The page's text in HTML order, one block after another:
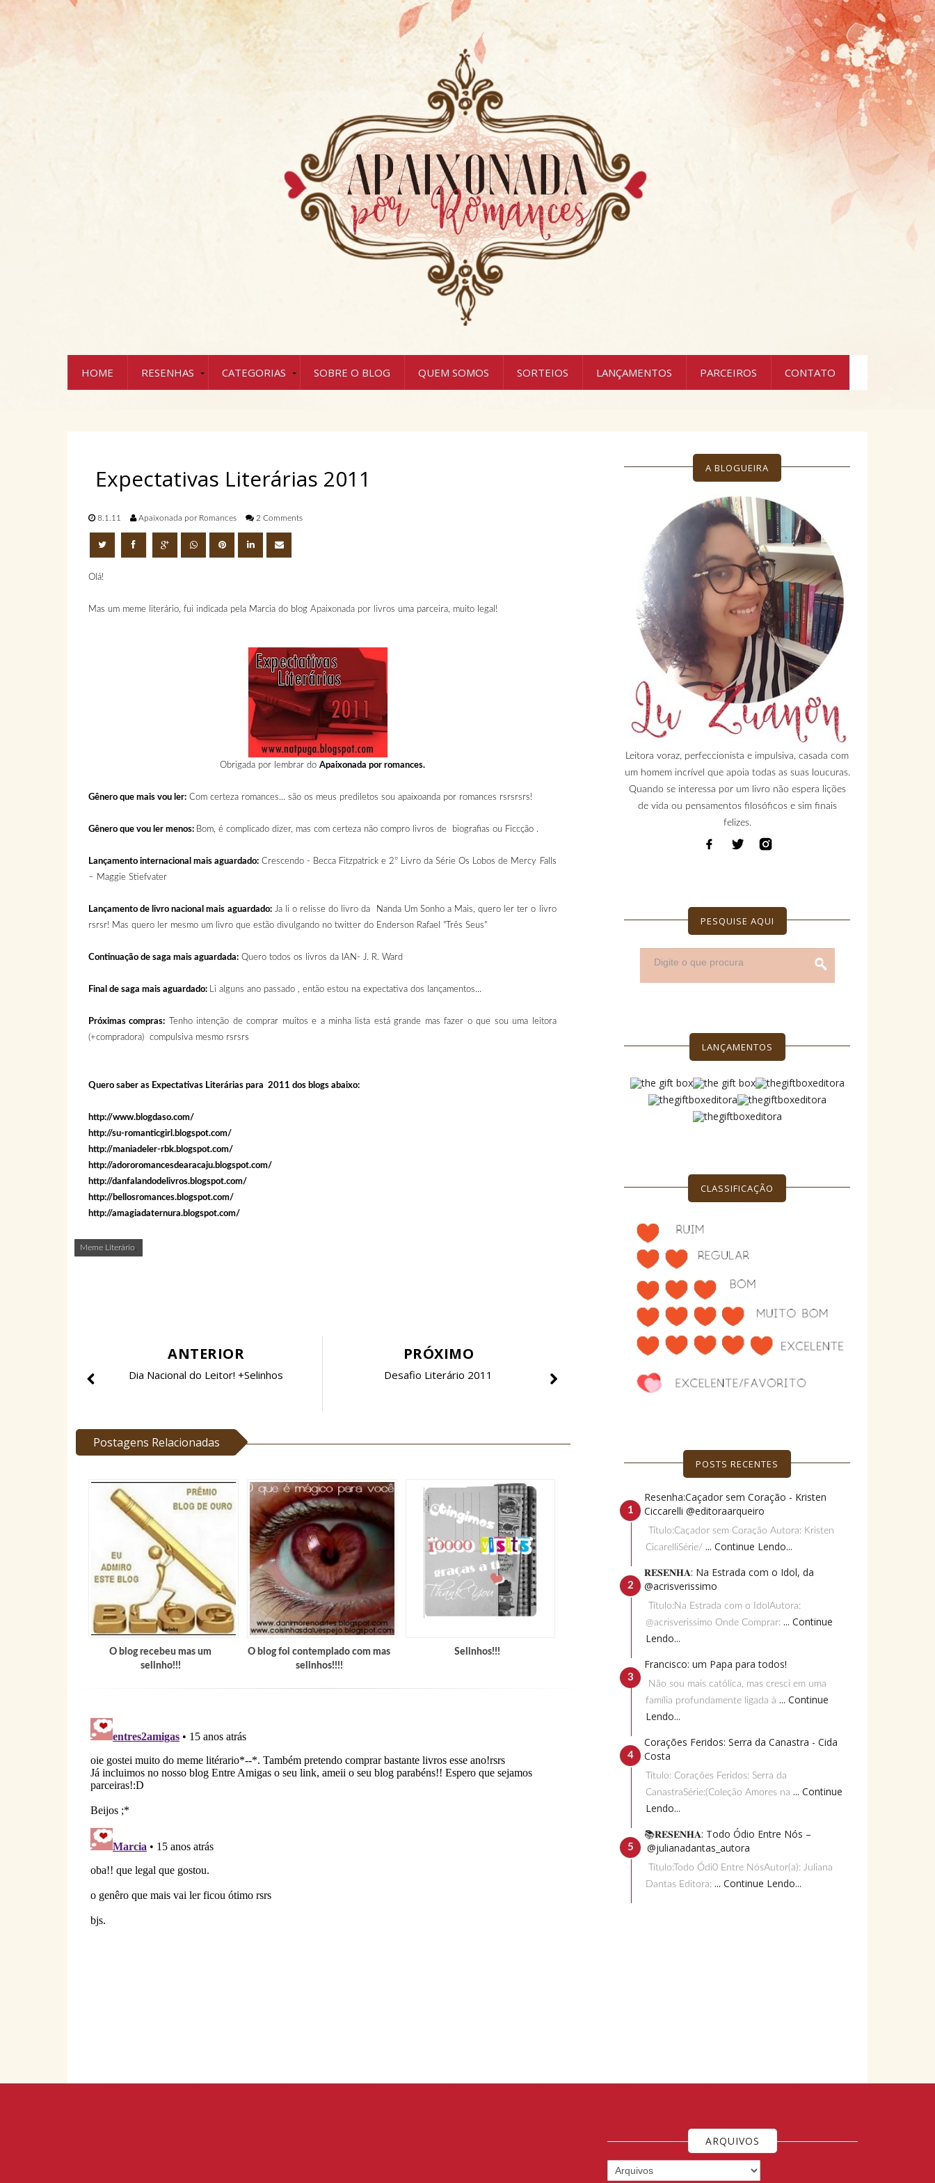
HOME RESENHAS CATEGORIAS SOBRE O BLOG QUEM SOMOS SORTEIOS LANÇAMENTOS PARCEIROS CONTATO
Meme Literário
Expectativas Literárias 2011
8.1.11 Apaixonada por Romances 2 Comments
Olá!
Mas um meme literário, fui indicada pela Marcia do blog Apaixonada por livros uma parceira, muito legal!
Obrigada por lembrar do Apaixonada por romances.
Gênero que mais vou ler: Com certeza romances... são os meus prediletos sou apaixoanda por romances rsrsrsrs!
Gênero que vou ler menos: Bom, é complicado dizer, mas com certeza não compro livros de biografias ou Ficcção .
Lançamento internacional mais aguardado: Crescendo - Becca Fitzpatrick e 2º Livro da Série Os Lobos de Mercy Falls
– Maggie Stiefvater
Lançamento de livro nacional mais aguardado:Ja li o relisse do livro da Nanda Um Sonho a Mais, quero ler ter o livro
rsrsr! Mas quero ler mesmo um livro que estão divulgando no twitter do Enderson Rafael "Três Seus"
Continuação de saga mais aguardada: Quero todos os livros da IAN- J. R. Ward
Final de saga mais aguardado: Li alguns ano passado , então estou na expectativa dos lançamentos...
Próximas compras: Tenho intenção de comprar muitos e a minha lista está grande mas fazer o que sou uma leitora
(+compradora) compulsiva mesmo rsrsrs
Quero saber as Expectativas Literárias para 2011 dos blogs abaixo:
http://www.blogdaso.com/
http://su-romanticgirl.blogspot.com/
http://maniadeler-rbk.blogspot.com/
http://adororomancesdearacaju.blogspot.com/
http://danfalandodelivros.blogspot.com/
http://bellosromances.blogspot.com/
http://amagiadaternura.blogspot.com/
PRÓXIMO
Desafio Literário 2011
ANTERIOR
Dia Nacional do Leitor! +Selinhos
Postagens Relacionadas
O blog recebeu mas um
selinho!!!
O blog foi contemplado com mas
selinhos!!!!
Selinhos!!!
A BLOGUEIRA
Leitora voraz, perfeccionista e impulsiva, casada com
um homem incrível que apoia todas as suas loucuras.
Quando se interessa por um livro não espera lições
de vida ou pensamentos filosóficos e sim finais
felizes.
PESQUISE AQUI
LANÇAMENTOS
CLASSIFICAÇÃO
POSTS RECENTES
Resenha:Caçador sem Coração - Kristen
Ciccarelli @editoraarqueiro
Título:Caçador sem Coração Autora: Kristen
CicarelliSérie/ ... Continue Lendo...
𝐑𝐄𝐒𝐄𝐍𝐇𝐀: Na Estrada com o Idol, da
@acrisverissimo
Título:Na Estrada com o IdolAutora:
@acrisverissimo Onde Comprar: ... Continue
Lendo...
Francisco: um Papa para todos!
Não sou mais católica, mas cresci em uma
família profundamente ligada à ... Continue
Lendo...
Corações Feridos: Serra da Canastra - Cida
Costa
Título: Corações Feridos: Serra da
CanastraSérie:(Coleção Amores na ... Continue
Lendo...
📚𝐑𝐄𝐒𝐄𝐍𝐇𝐀: Todo Ódio Entre Nós –
@julianadantas_autora
Título:Todo Ódi0 Entre NósAutor(a): Juliana
Dantas Editora: ... Continue Lendo...
ARQUIVOS